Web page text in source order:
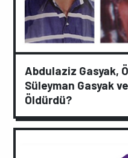
Abdulaziz Gasyak,
Süleyman Gasyak
Öldürdü?